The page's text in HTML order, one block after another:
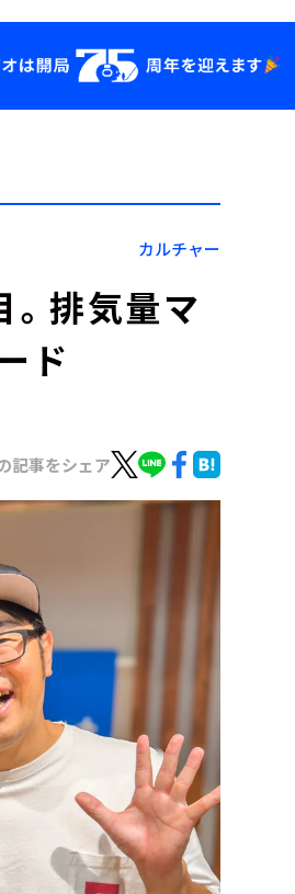
YouTube
カルチャー
排気量マ
ド
記事をシェア